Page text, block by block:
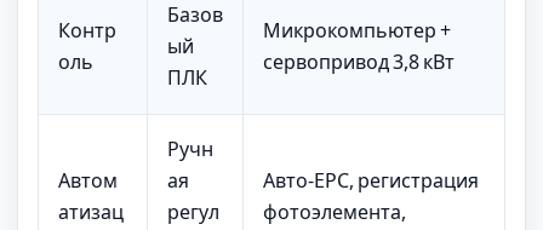
Контр
оль
Базов
ый
ПЛК
Микрокомпьютер +
сервопривод 3,8 кВт
Автом
атизац
Ручн
ая
регул
Авто‑EPC, регистрация
фотоэлемента,